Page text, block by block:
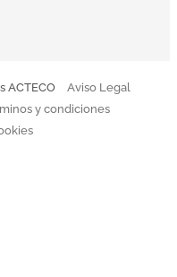
ACTECO
Aviso Legal
y condiciones